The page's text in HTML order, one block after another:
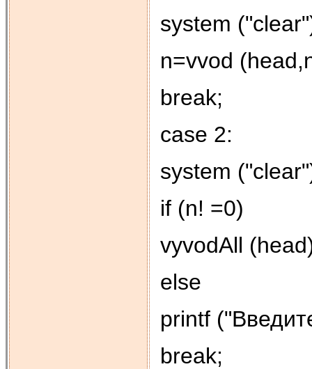
system
n=vvod
break;
case 2:
system
if (n! =0)
vyvodAll
else
printf
break;